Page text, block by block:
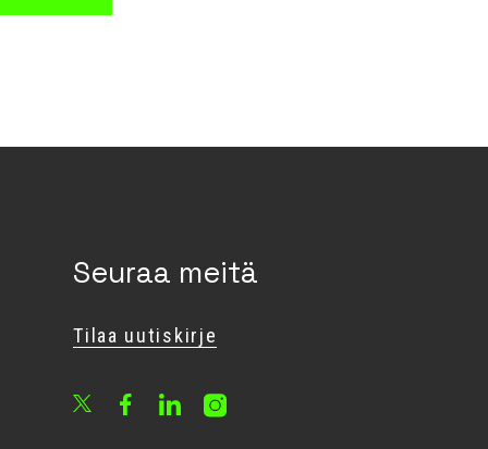
Seuraa meitä
Tilaa uutiskirje
FacebookLinkedInInstagram